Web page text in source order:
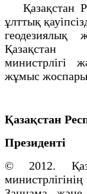
Қазақстан
ұлттық
геодезиялық
Қазақстан
министрлігі
жұмыс
Қазақстан
Президенті
© 2012.